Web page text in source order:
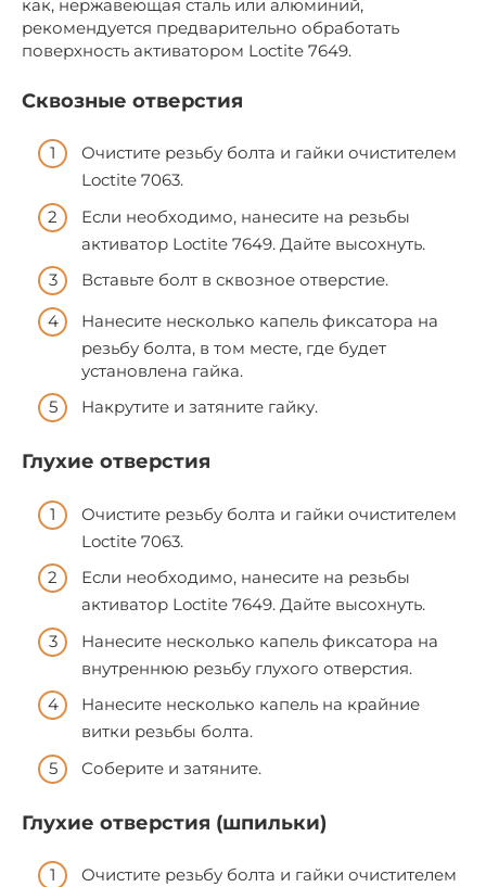
как, нержавеющая сталь или алюминий,
рекомендуется предварительно обработать
поверхность активатором Loctite 7649.
Сквозные отверстия
Очистите резьбу болта и гайки очистителем
Loctite 7063.
Если необходимо, нанесите на резьбы
активатор Loctite 7649. Дайте высохнуть.
Вставьте болт в сквозное отверстие.
Нанесите несколько капель фиксатора на
резьбу болта, в том месте, где будет
установлена гайка.
Накрутите и затяните гайку.
Глухие отверстия
Очистите резьбу болта и гайки очистителем
Loctite 7063.
Если необходимо, нанесите на резьбы
активатор Loctite 7649. Дайте высохнуть.
Нанесите несколько капель фиксатора на
внутреннюю резьбу глухого отверстия.
Нанесите несколько капель на крайние
витки резьбы болта.
Соберите и затяните.
Глухие отверстия (шпильки)
Очистите резьбу болта и гайки очистителем